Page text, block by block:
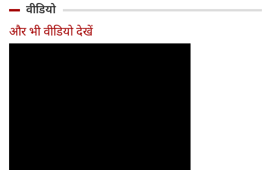
संग है खास रिश्ता
ने ऐसे दिखाई
दरियादिली
रोल
पहुंचे
वीडियो
और भी वीडियो देखें